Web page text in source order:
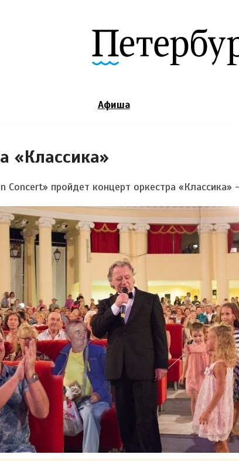
Афиша
«Классика»
Concert» пройдет концерт оркестра